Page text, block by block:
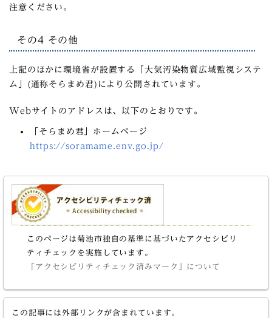
注意ください。
その4 その他
上記のほかに環境省が設置する「大気汚染物質広域監視システ
ム」(通称そらまめ君)により公開されています。
Webサイトのアドレスは、以下のとおりです。
「そらまめ君」ホームページ
https://soramame.env.go.jp/
このページは菊池市独自の基準に基づいたアクセシビリ
ティチェックを実施しています。
「アクセシビリティチェック済みマーク」について
この記事には外部リンクが含まれています。